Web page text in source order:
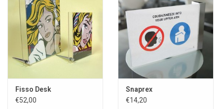
Fisso Desk
€52,00
Snaprex
€14,20